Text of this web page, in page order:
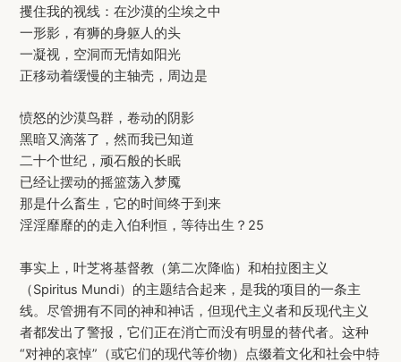
攫住我的视线：在沙漠的尘埃之中
一形影，有狮的身躯人的头
一凝视，空洞而无情如阳光
正移动着缓慢的主轴壳，周边是
愤怒的沙漠鸟群，卷动的阴影
黑暗又滴落了，然而我已知道
二十个世纪，顽石般的长眠
已经让摆动的摇篮荡入梦魇
那是什么畜生，它的时间终于到来
淫淫靡靡的的走入伯利恒，等待出生？25
事实上，叶芝将基督教（第二次降临）和柏拉图主义
（Spiritus Mundi）的主题结合起来，是我的项目的一条主
线。尽管拥有不同的神和神话，但现代主义者和反现代主义
者都发出了警报，它们正在消亡而没有明显的替代者。这种
“对神的哀悼”（或它们的现代等价物）点缀着文化和社会中特